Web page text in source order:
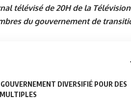
télévisé de 20H de la Télévision
du gouvernement de
DIVERSIFIÉ POUR DES